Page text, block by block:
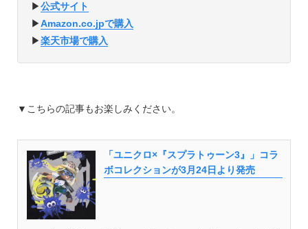
▶︎公式サイト
▶︎Amazon.co.jpで購入
▶︎楽天市場で購入
▼ こちらの記事もお楽しみください。
「ユニクロ×『スプラトゥーン3』」コラ
ボコレクションが3月24日より発売